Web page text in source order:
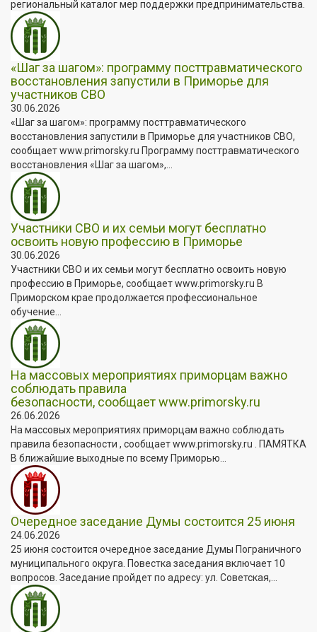
региональный каталог мер поддержки предпринимательства.
«Шаг за шагом»: программу посттравматического
восстановления запустили в Приморье для
участников СВО
30.06.2026
«Шаг за шагом»: программу посттравматического
восстановления запустили в Приморье для участников СВО,
сообщает www.primorsky.ru Программу посттравматического
восстановления «Шаг за шагом»,...
Участники СВО и их семьи могут бесплатно
освоить новую профессию в Приморье
30.06.2026
Участники СВО и их семьи могут бесплатно освоить новую
профессию в Приморье, сообщает www.primorsky.ru В
Приморском крае продолжается профессиональное
обучение...
На массовых мероприятиях приморцам важно
соблюдать правила
безопасности, сообщает www.primorsky.ru
26.06.2026
На массовых мероприятиях приморцам важно соблюдать
правила безопасности , сообщает www.primorsky.ru . ПАМЯТКА
В ближайшие выходные по всему Приморью...
Очередное заседание Думы состоится 25 июня
24.06.2026
25 июня состоится очередное заседание Думы Пограничного
муниципального округа. Повестка заседания включает 10
вопросов. Заседание пройдет по адресу: ул. Советская,...